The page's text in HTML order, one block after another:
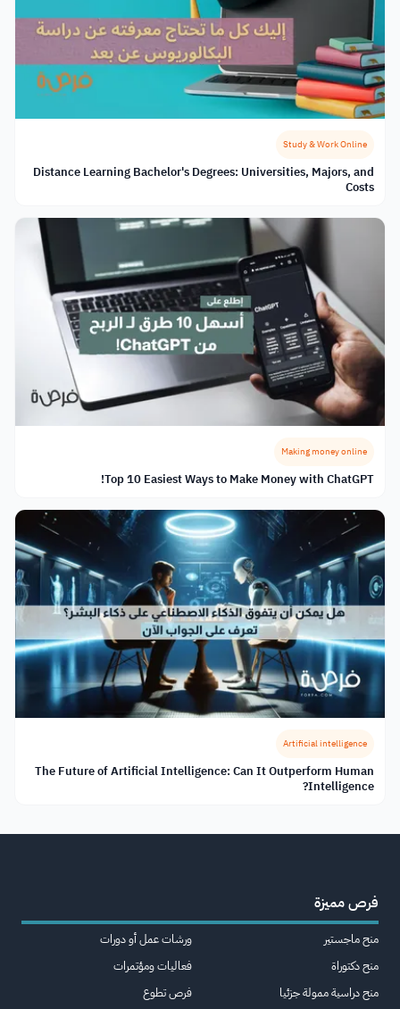
Study & Work Online
Distance Learning Bachelor's Degrees: Universities, Majors, and
Costs
Making money online
Top 10 Easiest Ways to Make Money with ChatGPT!
Artificial intelligence
The Future of Artificial Intelligence: Can It Outperform Human
Intelligence?
فرص مميزة
منح ماجستير
منح دكتوراة
منح دراسية ممولة جزئيا
ورشات عمل أو دورات
فعاليات ومؤتمرات
فرص تطوع